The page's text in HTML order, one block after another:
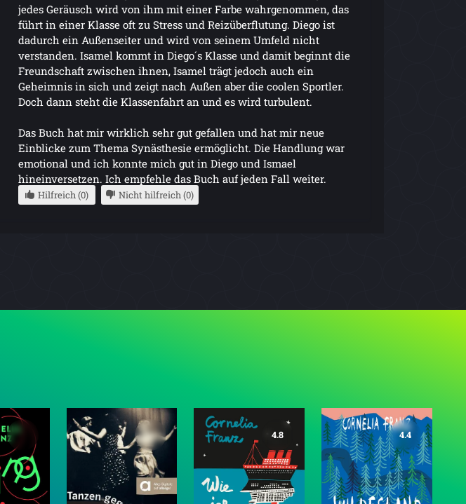
jedes Geräusch wird von ihm mit einer Farbe wahrgenommen, das
führt in einer Klasse oft zu Stress und Reizüberflutung. Diego ist
dadurch ein Außenseiter und wird von seinem Umfeld nicht
verstanden. Isamel kommt in Diego´s Klasse und damit beginnt die
Freundschaft zwischen ihnen, Isamel trägt jedoch auch ein
Geheimnis in sich und zeigt nach Außen aber die coolen Sportler.
Doch dann steht die Klassenfahrt an und es wird turbulent.
Das Buch hat mir wirklich sehr gut gefallen und hat mir neue
Einblicke zum Thema Synästhesie ermöglicht. Die Handlung war
emotional und ich konnte mich gut in Diego und Ismael
hineinversetzen. Ich empfehle das Buch auf jeden Fall weiter.
Hilfreich (0) Nicht hilfreich (0)
4.8 4.4